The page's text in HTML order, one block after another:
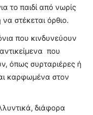
το παιδί από νωρίς
στέκεται όρθιο.
που κινδυνεύουν
που
όπως συρταριέρες ή
καρφωμένα στον
διάφορα